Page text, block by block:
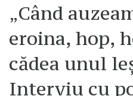
„Când
eroina, hop,
cădea unul
Interviu cu